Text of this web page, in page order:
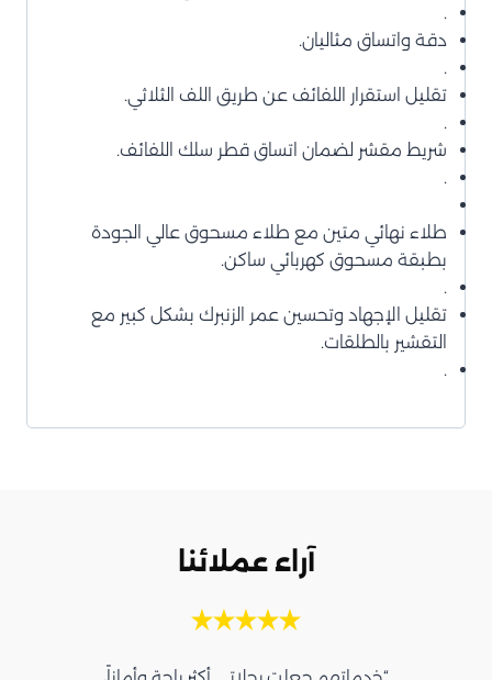
.
دقة واتساق مثاليان.
.
تقليل استقرار اللفائف عن طريق اللف الثلاثي.
.
شريط مقشر لضمان اتساق قطر سلك اللفائف.
.
طلاء نهائي متين مع طلاء مسحوق عالي الجودة
بطبقة مسحوق كهربائي ساكن.
.
تقليل الإجهاد وتحسين عمر الزنبرك بشكل كبير مع
التقشير بالطلقات.
.
آراء عملائنا